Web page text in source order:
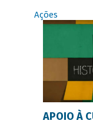
Ações
APOIO À